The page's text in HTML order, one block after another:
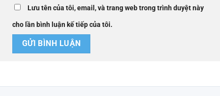
Lưu tên của tôi, email, và trang web trong trình duyệt này
cho lần bình luận kế tiếp của tôi.